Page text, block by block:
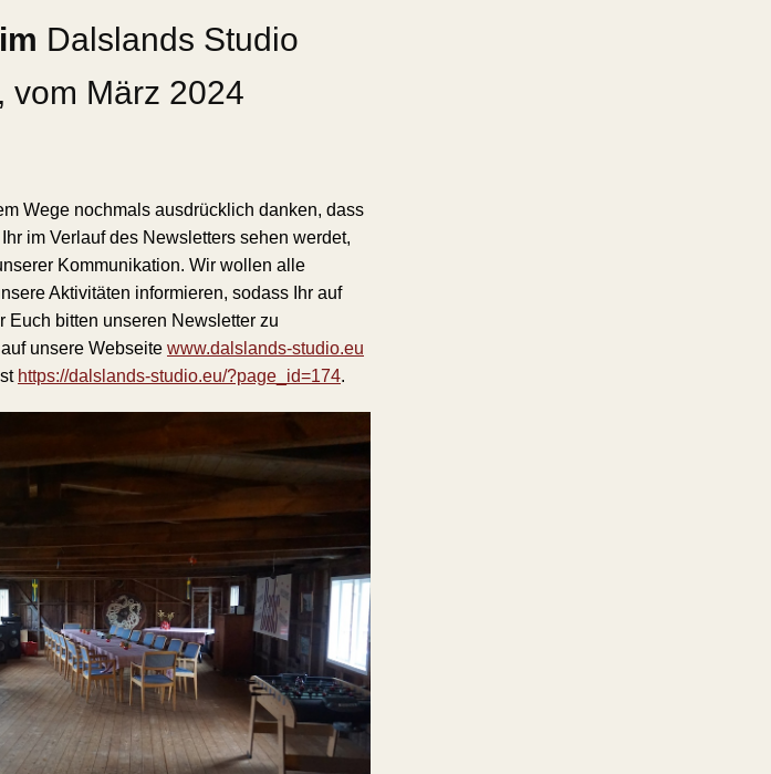
Dalslands Studio
vom März 2024
Wege nochmals ausdrücklich danken, dass
im Verlauf des Newsletters sehen werdet,
Kommunikation. Wir wollen alle
Aktivitäten informieren, sodass Ihr auf
Euch bitten unseren Newsletter zu
unsere Webseite www.dalslands-studio.eu
https://dalslands-studio.eu/?page_id=174.